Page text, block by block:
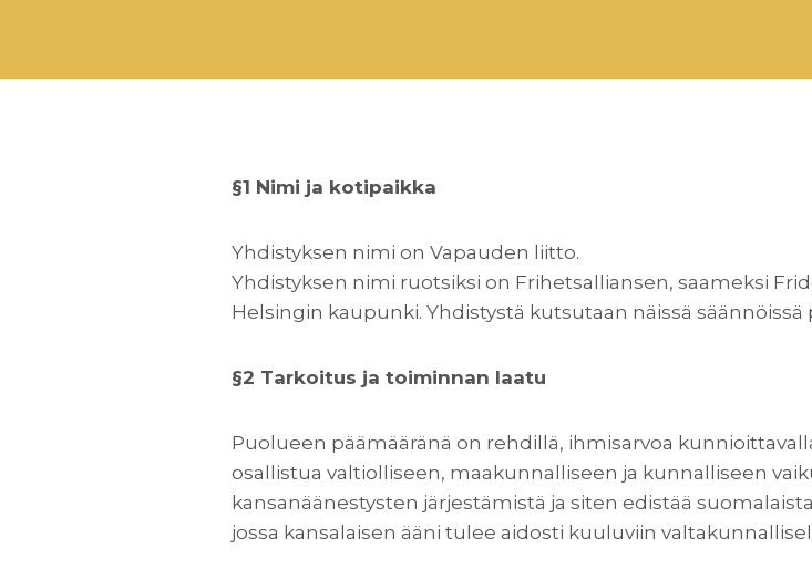
§1 Nimi ja kotipaikka
Yhdistyksen nimi on Vapauden liitto.
Yhdistyksen nimi ruotsiksi on Frihetsalliansen, saameksi
Helsingin kaupunki. Yhdistystä kutsutaan näissä säännöissä
§2 Tarkoitus ja toiminnan laatu
Puolueen päämääränä on rehdillä, ihmisarvoa
osallistua valtiolliseen, maakunnalliseen ja kunnalliseen
kansanäänestysten järjestämistä ja siten edistää
jossa kansalaisen ääni tulee aidosti kuuluviin